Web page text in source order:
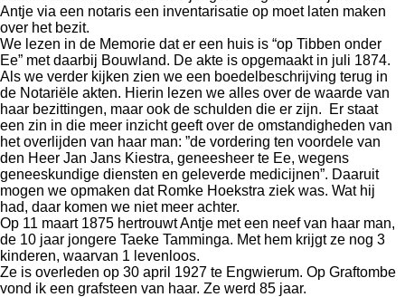
Antje via een notaris een inventarisatie op moet laten maken
over het bezit.
We lezen in de Memorie dat er een huis is “op Tibben onder
Ee” met daarbij Bouwland. De akte is opgemaakt in juli 1874.
Als we verder kijken zien we een boedelbeschrijving terug in
de Notariële akten. Hierin lezen we alles over de waarde van
haar bezittingen, maar ook de schulden die er zijn. Er staat
een zin in die meer inzicht geeft over de omstandigheden van
het overlijden van haar man: ”de vordering ten voordele van
den Heer Jan Jans Kiestra, geneesheer te Ee, wegens
geneeskundige diensten en geleverde medicijnen”. Daaruit
mogen we opmaken dat Romke Hoekstra ziek was. Wat hij
had, daar komen we niet meer achter.
Op 11 maart 1875 hertrouwt Antje met een neef van haar man,
de 10 jaar jongere Taeke Tamminga. Met hem krijgt ze nog 3
kinderen, waarvan 1 levenloos.
Ze is overleden op 30 april 1927 te Engwierum. Op Graftombe
vond ik een grafsteen van haar. Ze werd 85 jaar.